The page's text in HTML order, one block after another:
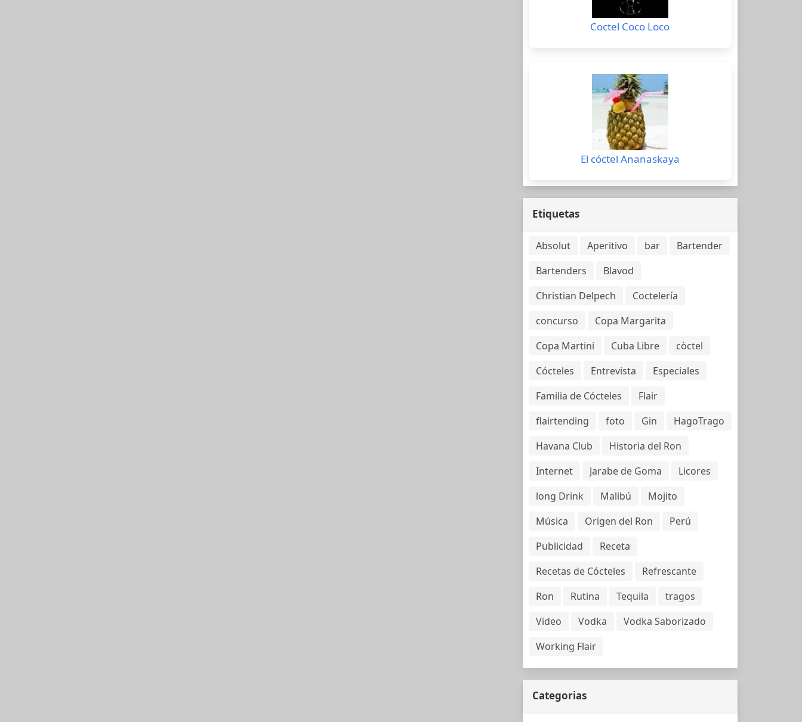
Coctel Coco Loco
El cóctel Ananaskaya
Etiquetas
Absolut Aperitivo bar
Bartender
Bartenders
Blavod
Christian Delpech
Coctelería
concurso
Copa Margarita
Copa Martini
Cuba Libre
còctel
Cócteles
Entrevista
Especiales
Familia de Cócteles
Flair
flairtending
foto Gin
HagoTrago
Havana Club
Historia del Ron
Internet
Jarabe de Goma
Licores
long Drink
Malibú
Mojito
Música
Origen del Ron
Perú
Publicidad
Receta
Recetas de Cócteles
Refrescante
Ron
Rutina Tequila
tragos
Video
Vodka
Vodka Saborizado
Working Flair
Categorias